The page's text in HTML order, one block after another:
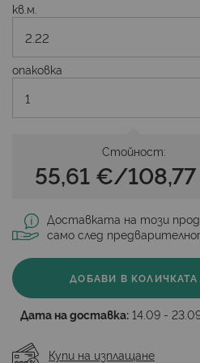
кв.м.
опаковка
Стойност:
55,61 €/
Доставката на този
само след
ДОБАВИ В КОЛИЧКАТА
Дата на доставка: 14.09 -
Купи на изплащане